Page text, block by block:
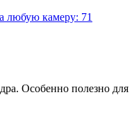
Особенно полезно для